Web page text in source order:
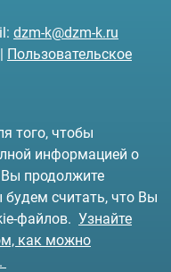
dzm-k@dzm-k.ru
Пользовательское
того, чтобы
информацией о
продолжите
считать, что Вы
файлов. Узнайте
как можно